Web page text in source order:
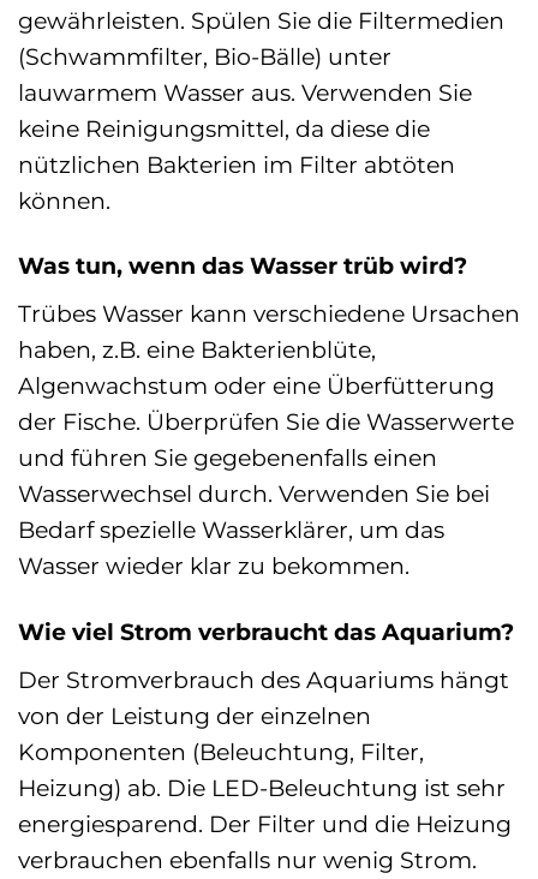
gewährleisten. Spülen Sie die Filtermedien
(Schwammfilter, Bio-Bälle) unter
lauwarmem Wasser aus. Verwenden Sie
keine Reinigungsmittel, da diese die
nützlichen Bakterien im Filter abtöten
können.
Was tun, wenn das Wasser trüb wird?
Trübes Wasser kann verschiedene Ursachen
haben, z.B. eine Bakterienblüte,
Algenwachstum oder eine Überfütterung
der Fische. Überprüfen Sie die Wasserwerte
und führen Sie gegebenenfalls einen
Wasserwechsel durch. Verwenden Sie bei
Bedarf spezielle Wasserklärer, um das
Wasser wieder klar zu bekommen.
Wie viel Strom verbraucht das Aquarium?
Der Stromverbrauch des Aquariums hängt
von der Leistung der einzelnen
Komponenten (Beleuchtung, Filter,
Heizung) ab. Die LED-Beleuchtung ist sehr
energiesparend. Der Filter und die Heizung
verbrauchen ebenfalls nur wenig Strom.